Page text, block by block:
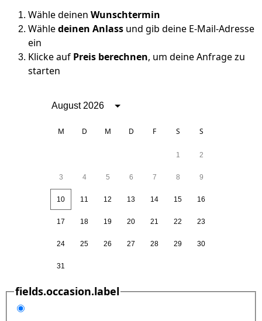
Wähle deinen Wunschtermin
Wähledeinen Anlass und gib deine E-Mail-Adresse
ein
Klicke auf Preis berechnen, um deine Anfrage zu
starten
August 2026
M D M D F S S
1 2
3 4 5 6 7 8 9
10 11 12 13 14 15 16
17 18 19 20 21 22 23
24 25 26 27 28 29 30
31
fields.occasion.label